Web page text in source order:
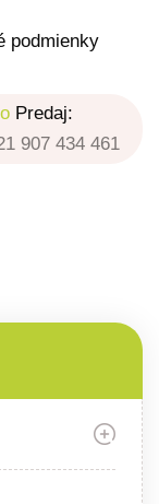
podmienky
Predaj:
907 434 461